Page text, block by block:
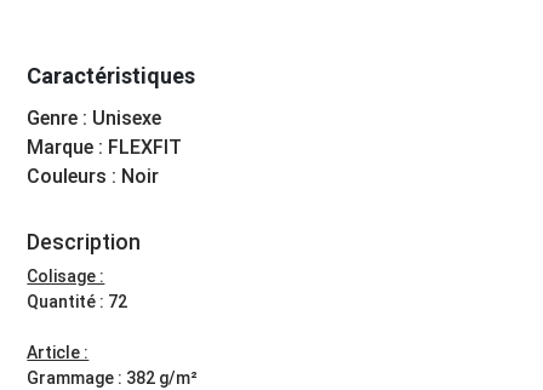
Caractéristiques
Genre : Unisexe
Marque : FLEXFIT
Couleurs : Noir
Description
Colisage :
Quantité : 72
Article :
Grammage : 382 g/m²